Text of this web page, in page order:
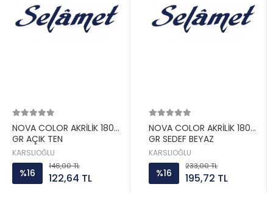
NOVA COLOR AKRİLİK 180
GR AÇIK TEN
KARSLIOĞLU
%16
146,00 TL
122,64 TL
NOVA COLOR AKRİLİK 180
GR SEDEF BEYAZ
KARSLIOĞLU
%16
233,00 TL
195,72 TL